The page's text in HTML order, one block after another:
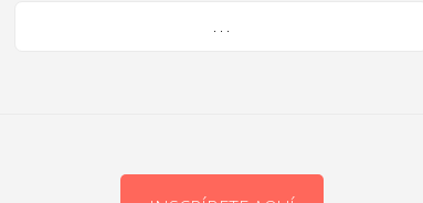
. . .